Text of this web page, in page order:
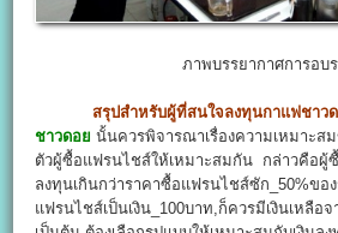
ภาพบรรยากาศการอบ
สรุปสำหรับผู้ที่สนใจลงทุนกาแฟชาว
ชาวดอย นั้นควรพิจารณาเรื่องความเหมาะส
ตัวผู้ซื้อแฟรนไชส์ให้เหมาะสมกัน กล่าวคือผู้
ลงทุนเกินกว่าราคาซื้อแฟรนไชส์ซัก_50%ขอ
แฟรนไชส์เป็นเงิน_100บาท,ก็ควรมีเงินเหลือ